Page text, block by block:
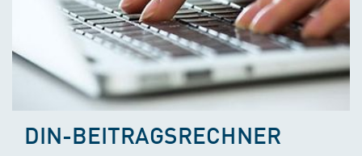
DIN-BEITRAGSRECHNER